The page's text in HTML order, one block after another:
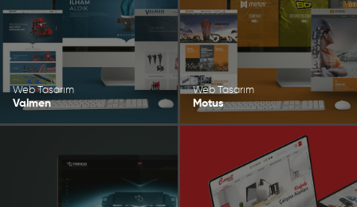
Web Tasarım
Valmen
Web Tasarım
Motus